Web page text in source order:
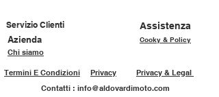
Servizio Clienti
Assistenza
Azienda
Cooky & Policy
Chi siamo
Privacy & Legal
Privacy
Termini E Condizioni
Contatti : info@aldovardimoto.com